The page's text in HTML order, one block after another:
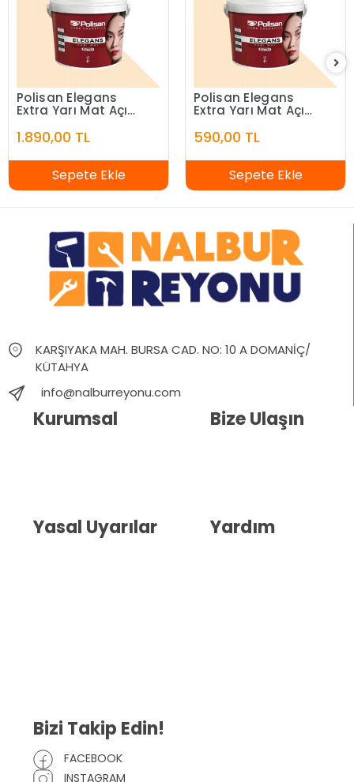
Polisan Elegans
Extra Yarı Mat Açık
1.890,00 TL
Sepete Ekle
Polisan Elegans
Extra Yarı Mat Açık
590,00 TL
Sepete Ekle
KARŞIYAKA MAH. BURSA CAD. NO: 10 A DOMANİÇ/
KÜTAHYA
info@nalburreyonu.com
Kurumsal
Yasal Uyarılar
Bize Ulaşın
Yardım
Bizi Takip Edin!
FACEBOOK
INSTAGRAM